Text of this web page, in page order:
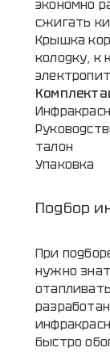
экономно
сжигать
Крышка
колодку, к
талон
Упаковка
Подбор
При
нужно
быстро